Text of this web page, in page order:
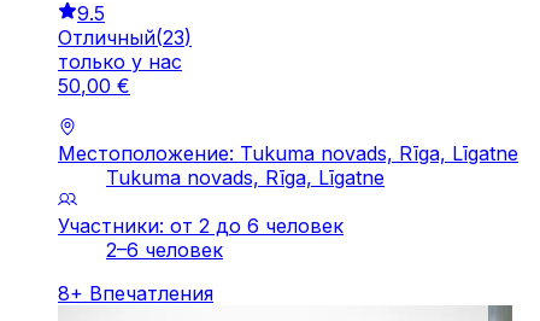
9.5
Отличный(23)
только у нас
50,00 €
Местоположение: Tukuma novads, Rīga, Līgatne
Tukuma novads, Rīga, Līgatne
Участники: от 2 до 6 человек
2–6 человек
8+ Впечатления